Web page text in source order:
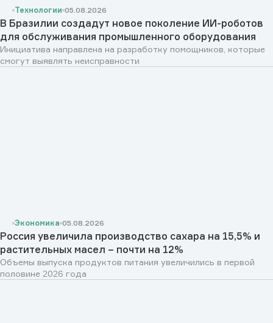
Технологии 05.08.2026
В Бразилии создадут новое поколение ИИ-роботов
для обслуживания промышленного оборудования
Инициатива направлена на разработку помощников, которые
смогут выявлять неисправности
Экономика 05.08.2026
Россия увеличила производство сахара на 15,5% и
растительных масел – почти на 12%
Объемы выпуска продуктов питания увеличились в первой
половине 2026 года